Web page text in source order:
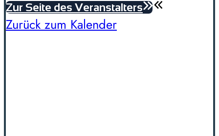
Zur Seite des Veranstalters
Zurück zum Kalender